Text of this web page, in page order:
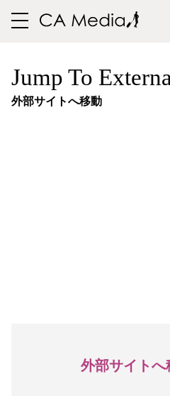
toggle
Jump To
外部サイトへ移動
外部サイトへ